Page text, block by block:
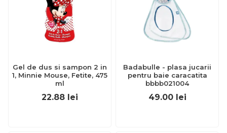
Gel de dus si sampon 2 in
1, Minnie Mouse, Fetite, 475
ml
22.88 lei
Badabulle - plasa jucarii
pentru baie caracatita
bbbb021004
49.00 lei